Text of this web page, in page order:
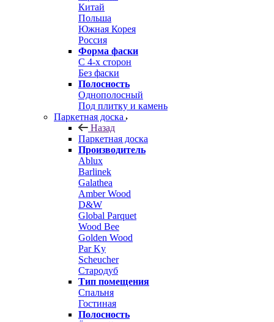
Китай
Польша
Южная Корея
Россия
Форма фаски
С 4-х сторон
Без фаски
Полосность
Однополосный
Под плитку и камень
Паркетная доска
Назад
Паркетная доска
Производитель
Ablux
Barlinek
Galathea
Amber Wood
D&W
Global Parquet
Wood Bee
Golden Wood
Par Ky
Scheucher
Стародуб
Тип помещения
Спальня
Гостиная
Полосность